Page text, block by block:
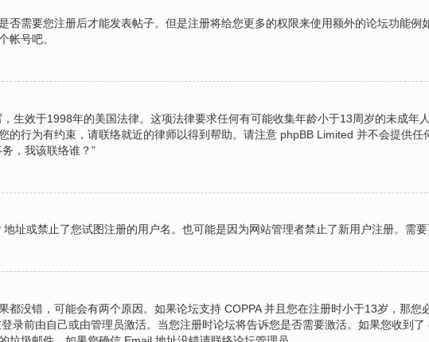
否需要您注册后才能发表帖子。但是注册将给您更多的权限来使用额外的论坛功能
帐号吧。
生效于1998年的美国法律。这项法律要求任何有可能收集年龄小于13周岁的未成
的行为有约束，请联络就近的律师以得到帮助。请注意 phpBB Limited 并不会提供
，我该联络谁？”
址或禁止了您试图注册的用户名。也可能是因为网站管理者禁止了新用户注册。需要
都没错，可能会有两个原因。如果论坛支持 COPPA 并且您在注册时小于13岁，那
录前由自己或由管理员激活。当您注册时论坛将告诉您是否需要激活。如果您收到